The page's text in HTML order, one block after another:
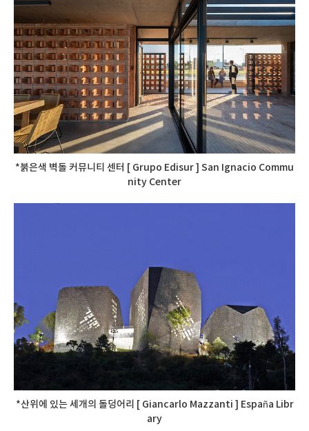
*붉은색 벽돌 커뮤니티 센터 [ Grupo Edisur ] San Ignacio Commu
nity Center
*산위에 있는 세개의 돌덩어리 [ Giancarlo Mazzanti ] España Libr
ary